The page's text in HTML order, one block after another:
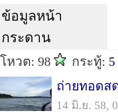
ข้อมูลหน้า
กระดาน
โหวต: 98 กระทู้: 5
ถ่ายทอดส
14 มิ.ย. 58,